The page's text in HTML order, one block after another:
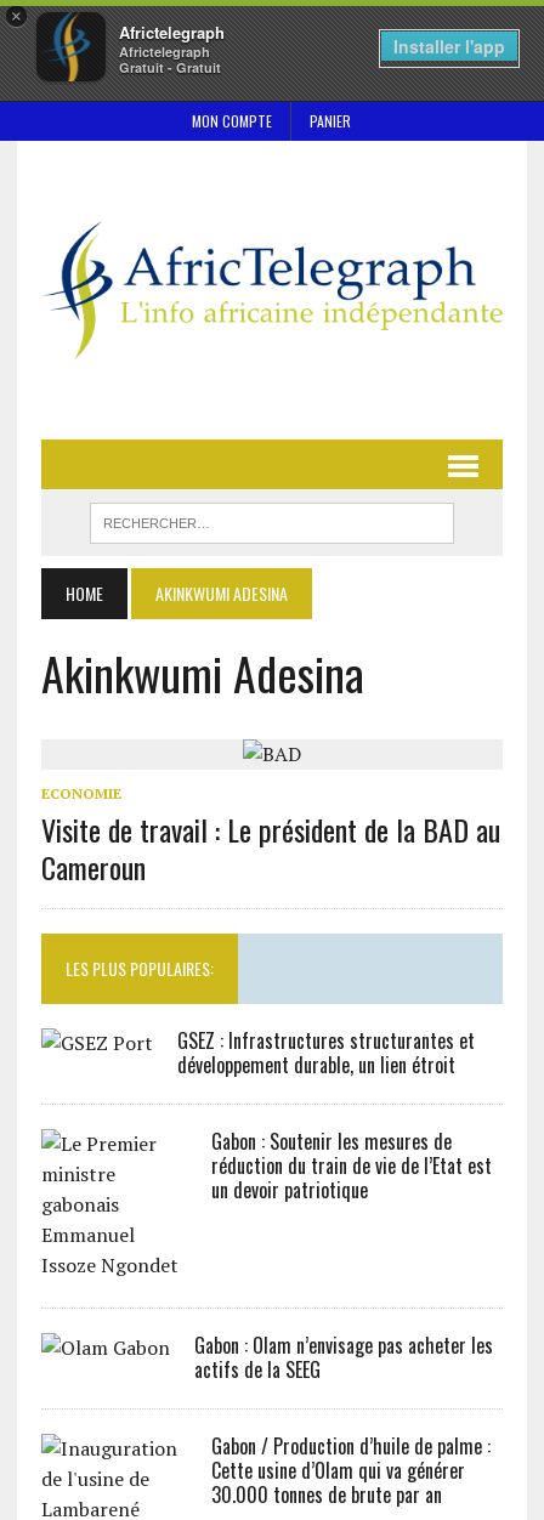
×
Africtelegraph
Africtelegraph
Gratuit - Gratuit
Installer l'app
MON COMPTE PANIER
HOME AKINKWUMI ADESINA
Akinkwumi Adesina
ECONOMIE
Visite de travail : Le président de la BAD au
Cameroun
LES PLUS POPULAIRES:
GSEZ : Infrastructures structurantes et
développement durable, un lien étroit
Gabon : Soutenir les mesures de
réduction du train de vie de l’Etat est
un devoir patriotique
Gabon : Olam n’envisage pas acheter les
actifs de la SEEG
Gabon / Production d’huile de palme :
Cette usine d’Olam qui va générer
30.000 tonnes de brute par an